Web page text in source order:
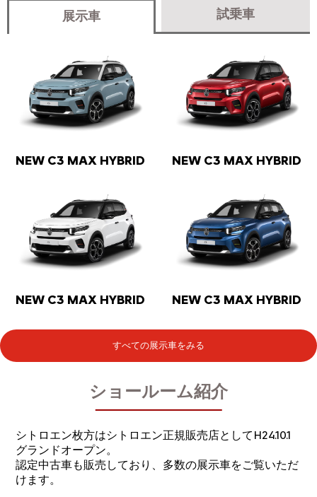
展示車 試乗車
NEW C3 MAX HYBRID NEW C3 MAX HYBRID
NEW C3 MAX HYBRID NEW C3 MAX HYBRID
すべての展示車をみる
ショールーム紹介
シトロエン枚方はシトロエン正規販売店としてH24.10.1
グランドオープン。
認定中古車も販売しており、多数の展示車をご覧いただ
けます。